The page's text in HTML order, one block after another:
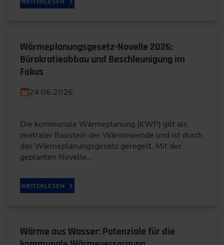
Wärmeplanungsgesetz-Novelle 2026:
Bürokratieabbau und Beschleunigung im
Fokus
24.06.2026
Die kommunale Wärmeplanung (KWP) gilt als
zentraler Baustein der Wärmewende und ist durch
das Wärmeplanungsgesetz geregelt. Mit der
geplanten Novelle…
WEITERLESEN
Wärme aus Wasser: Potenziale für die